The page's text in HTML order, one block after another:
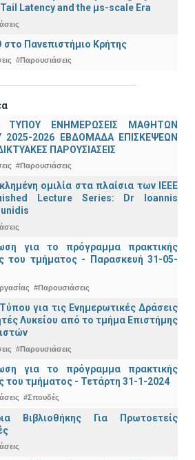
Latency and the μs-scale Era
στο Πανεπιστήμιο Κρήτης
#Παρουσιάσεις
ΤΥΠΟΥ ΕΝΗΜΕΡΩΣΕΙΣ ΜΑΘΗΤΩΝ
2025-2026 ΕΒΔΟΜΑΔΑ ΕΠΙΣΚΕΨΕΩΝ
ΠΑΡΟΥΣΙΑΣΕΙΣ
#Παρουσιάσεις
ομιλία στα πλαίσια των IEEE
Lecture Series: Dr Ioannis
για το πρόγραμμα πρακτικής
του τμήματος - Παρασκευή 31-05-
#Παρουσιάσεις
για τις Ενημερωτικές Δράσεις
Λυκείου από το τμήμα Επιστήμης
#Παρουσιάσεις
για το πρόγραμμα πρακτικής
του τμήματος - Τετάρτη 31-1-2024
#Σπουδές
Βιβλιοθήκης Για Πρωτοετείς